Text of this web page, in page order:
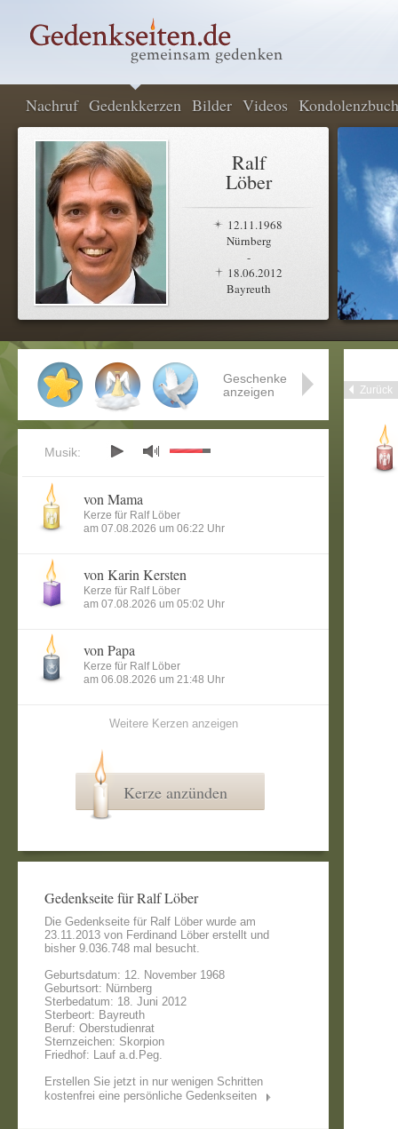
Nachruf Gedenkkerzen Bilder Videos Kondolenzbuch
Ralf
Löber
12.11.1968
Nürnberg
-
18.06.2012
Bayreuth
Zurück
Geschenke
anzeigen
Musik:
von Mama
Kerze für Ralf Löber
am 07.08.2026 um 06:22 Uhr
von Karin Kersten
Kerze für Ralf Löber
am 07.08.2026 um 05:02 Uhr
von Papa
Kerze für Ralf Löber
am 06.08.2026 um 21:48 Uhr
Weitere Kerzen anzeigen
Kerze anzünden
Gedenkseite für Ralf Löber
Die Gedenkseite für Ralf Löber wurde am
23.11.2013 von Ferdinand Löber erstellt und
bisher 9.036.748 mal besucht.
Geburtsdatum: 12. November 1968
Geburtsort: Nürnberg
Sterbedatum: 18. Juni 2012
Sterbeort: Bayreuth
Beruf: Oberstudienrat
Sternzeichen: Skorpion
Friedhof: Lauf a.d.Peg.
Erstellen Sie jetzt in nur wenigen Schritten
kostenfrei eine persönliche Gedenkseiten